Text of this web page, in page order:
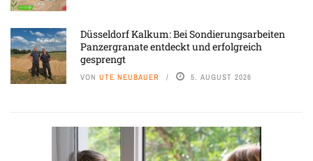
Düsseldorf Kalkum: Bei Sondierungsarbeiten
Panzergranate entdeckt und erfolgreich
gesprengt
VON UTE NEUBAUER 5. AUGUST 2026